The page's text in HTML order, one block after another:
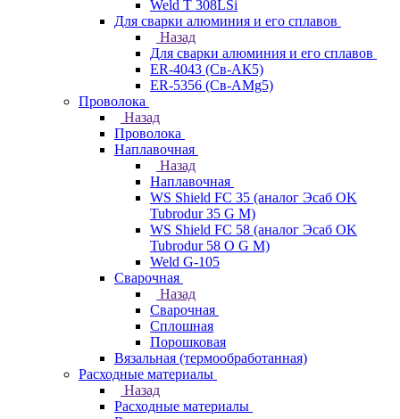
Weld T 308LSi
Для сварки алюминия и его сплавов
Назад
Для сварки алюминия и его сплавов
ER-4043 (Св-АК5)
ER-5356 (Св-АМg5)
Проволока
Назад
Проволока
Наплавочная
Назад
Наплавочная
WS Shield FC 35 (аналог Эсаб OK
Tubrodur 35 G M)
WS Shield FC 58 (аналог Эсаб OK
Tubrodur 58 O G M)
Weld G-105
Сварочная
Назад
Сварочная
Сплошная
Порошковая
Вязальная (термообработанная)
Расходные материалы
Назад
Расходные материалы